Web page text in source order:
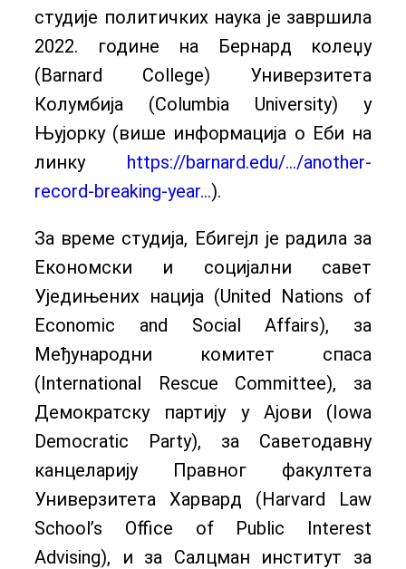
студије политичких наука је завршила
2022. године на Бернард колеџу
(Barnard College) Универзитета
Колумбија (Columbia University) у
Њујорку (више информација о Еби на
линку https://barnard.edu/…/another-
record-breaking-year…).
За време студија, Ебигејл је радила за
Економски и социјални савет
Уједињених нација (United Nations of
Economic and Social Affairs), за
Међународни комитет спаса
(International Rescue Committee), за
Демократску партију у Ајови (Iowa
Democratic Party), за Саветодавну
канцеларију Правног факултета
Универзитета Харвард (Harvard Law
School’s Office of Public Interest
Advising), и за Салцман институт за